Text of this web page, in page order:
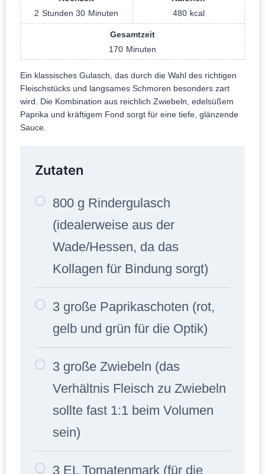
2 Stunden30 Minuten
480 kcal
Gesamtzeit
170 Minuten
Ein klassisches Gulasch, das durch die Wahl des richtigen
Fleischstücks und langsames Schmoren besonders zart
wird. Die Kombination aus reichlich Zwiebeln, edelsüßem
Paprika und kräftigem Fond sorgt für eine tiefe, glänzende
Sauce.
Zutaten
800 g Rindergulasch
(idealerweise aus der
Wade/Hessen, da das
Kollagen für Bindung sorgt)
3 große Paprikaschoten (rot,
gelb und grün für die Optik)
3 große Zwiebeln (das
Verhältnis Fleisch zu Zwiebeln
sollte fast 1:1 beim Volumen
sein)
3 EL Tomatenmark (für die